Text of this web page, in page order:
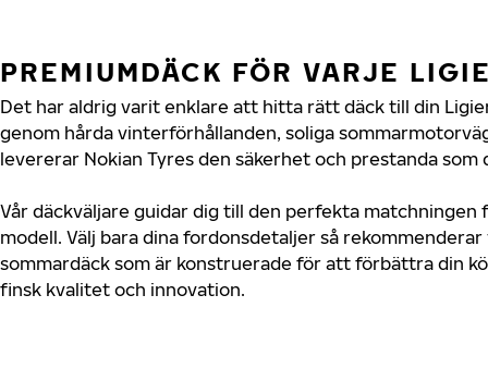
PREMIUMDÄCK FÖR VARJE
Det har aldrig varit enklare att hitta rätt däck till din
genom hårda vinterförhållanden, soliga
levererar Nokian Tyres den säkerhet och prestanda som
Vår däckväljare guidar dig till den perfekta matchningen
modell. Välj bara dina fordonsdetaljer så
sommardäck som är konstruerade för att förbättra din
finsk kvalitet och innovation.